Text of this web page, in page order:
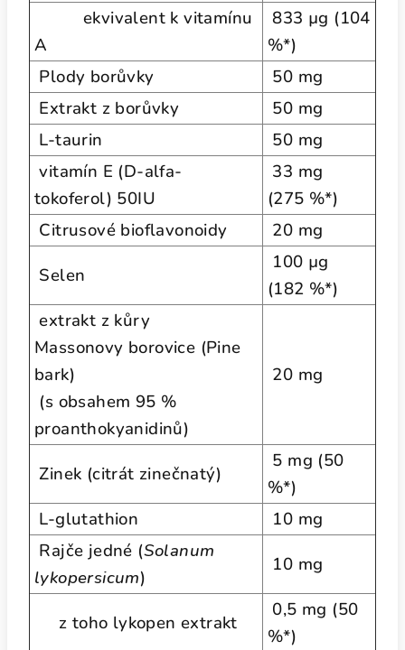
ekvivalent k vitamínu
A
833 µg (104
%*)
Plody borůvky
50 mg
Extrakt z borůvky
50 mg
L-taurin
50 mg
vitamín E (D-alfa-
tokoferol) 50IU
33 mg
(275 %*)
Citrusové bioflavonoidy
20 mg
Selen
100 µg
(182 %*)
extrakt z kůry
Massonovy borovice (Pine
bark)
(s obsahem 95 %
proanthokyanidinů)
20 mg
Zinek (citrát zinečnatý)
5 mg (50
%*)
L-glutathion
10 mg
Rajče jedné (Solanum
lykopersicum)
10 mg
z toho lykopen extrakt
0,5 mg (50
%*)